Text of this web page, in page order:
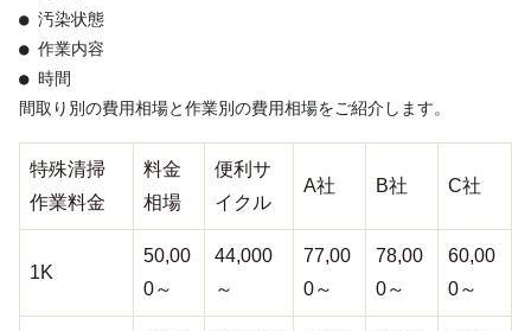
● 汚染状態
● 作業内容
● 時間
間取り別の費用相場と作業別の費用相場をご紹介します。
特殊清掃
作業料金
料金
相場
便利サ
イクル
A社 B社 C社
1K
50,00
0～
44,000
～
77,00
0～
78,00
0～
60,00
0～